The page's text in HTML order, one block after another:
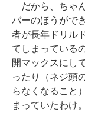
だから、ちゃ
バーのほうがで
者が長年ドリル
てしまっている
開マックスにし
ったり（ネジ頭
らなくなること
まっていたわけ。